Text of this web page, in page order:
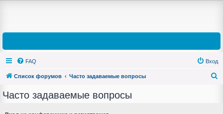
FAQ Вход
Список форумов
Часто задаваемые вопросы
Часто задаваемые вопросы